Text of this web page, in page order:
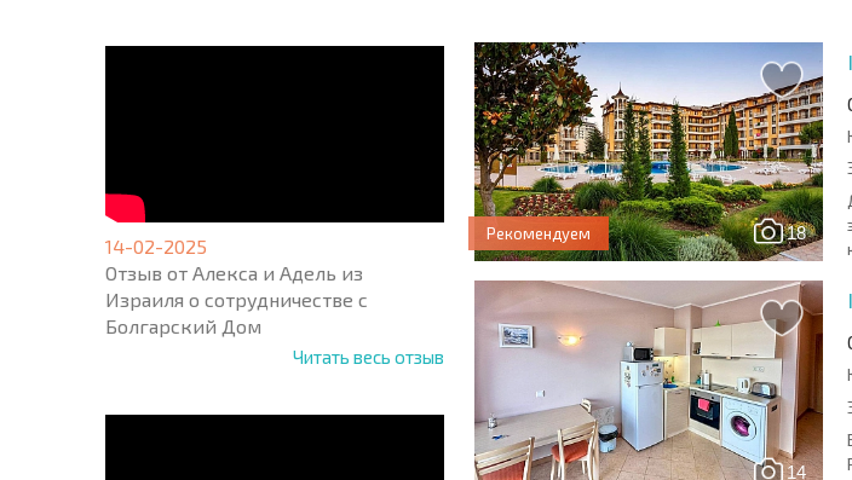
14-02-2025
Отзыв от Алекса и Адель из
Израиля о сотрудничестве с
Болгарский Дом
Читать весь отзыв
18
Рекомендуем
14